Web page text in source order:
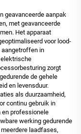
geavanceerde aanpak
met geavanceerde
Het apparaat
voor lood-
aangetroffen in
zorgt
de gehele
en levensduur.
als duurzaamheid,
continu gebruik in
en professionele
werking gedurende
laadfases,